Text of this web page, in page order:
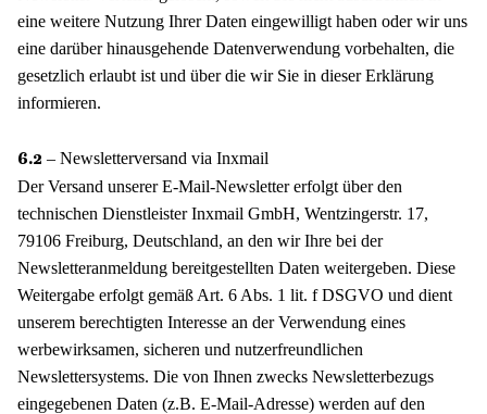
eine weitere Nutzung Ihrer Daten eingewilligt haben oder wir uns
eine darüber hinausgehende Datenverwendung vorbehalten, die
gesetzlich erlaubt ist und über die wir Sie in dieser Erklärung
informieren.
6.2 – Newsletterversand via Inxmail
Der Versand unserer E-Mail-Newsletter erfolgt über den
technischen Dienstleister Inxmail GmbH, Wentzingerstr. 17,
79106 Freiburg, Deutschland, an den wir Ihre bei der
Newsletteranmeldung bereitgestellten Daten weitergeben. Diese
Weitergabe erfolgt gemäß Art. 6 Abs. 1 lit. f DSGVO und dient
unserem berechtigten Interesse an der Verwendung eines
werbewirksamen, sicheren und nutzerfreundlichen
Newslettersystems. Die von Ihnen zwecks Newsletterbezugs
eingegebenen Daten (z.B. E-Mail-Adresse) werden auf den